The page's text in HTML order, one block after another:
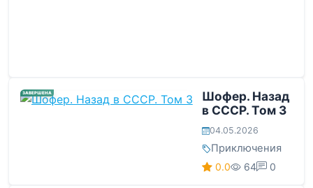
ЗАВЕРШЕНА
Шофер. Назад
в СССР. Том 3
04.05.2026
Приключения
0.0 64 0